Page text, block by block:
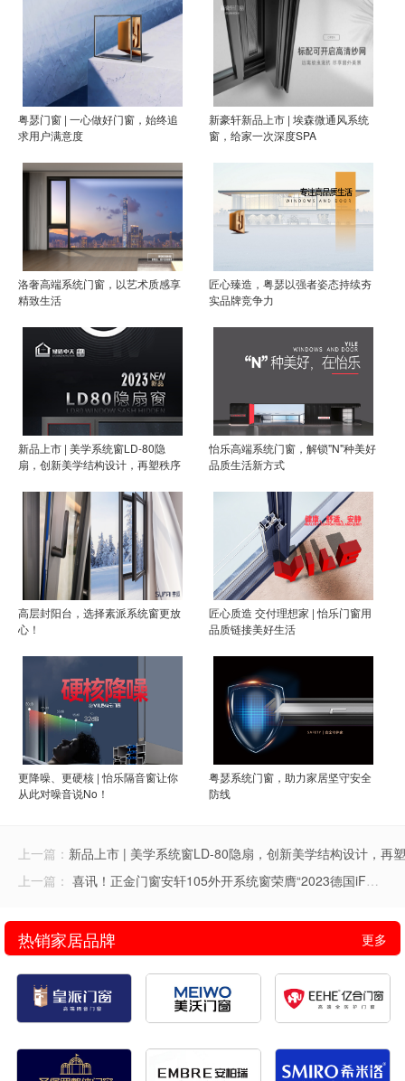
粤瑟门窗 | 一心做好门窗，始终追
求用户满意度
新豪轩新品上市 | 埃森微通风系统
窗，给家一次深度SPA
洛奢高端系统门窗，以艺术质感享
精致生活
匠心臻造，粤瑟以强者姿态持续夯
实品牌竞争力
新品上市 | 美学系统窗LD-80隐
扇，创新美学结构设计，再塑秩序
怡乐高端系统门窗，解锁"N"种美好
品质生活新方式
高层封阳台，选择素派系统窗更放
心！
匠心质造 交付理想家 | 怡乐门窗用
品质链接美好生活
更降噪、更硬核 | 怡乐隔音窗让你
从此对噪音说No！
粤瑟系统门窗，助力家居坚守安全
防线
上一篇： 新品上市 | 美学系统窗LD-80隐扇，创新美学结构设计，再
上一篇： 喜讯！正金门窗安轩105外开系统窗荣膺“2023德国iF设计奖” 赢国际权威认证
热销家居品牌 更多